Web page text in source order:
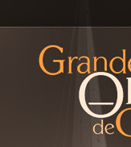
AGOC
Les Grandes Orgues